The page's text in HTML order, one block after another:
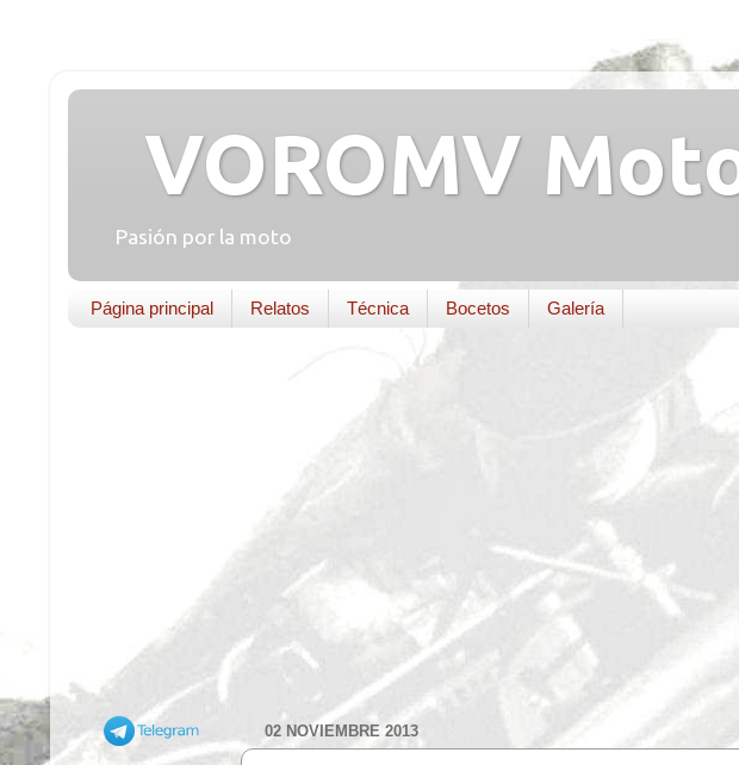
VOROMV
Pasión por la moto
Página principal Relatos Técnica Bocetos Galería
02 NOVIEMBRE 2013